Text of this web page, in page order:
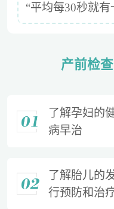
“平均每30秒就有
产前检
了解孕妇的
病早治
了解胎儿的
行预防和治